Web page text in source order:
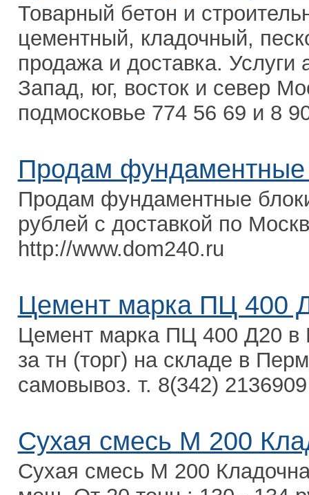
Товарный бетон и
цементный, кладочный,
продажа и доставка. Услуги
Запад, юг, восток и север
подмосковье 774 56 69 и 8
Продам
Продам фундаментные
рублей с доставкой по
http://www.dom240.ru
Цемент марка ПЦ 400
Цемент марка ПЦ 400 Д20
за тн (торг) на складе в
самовывоз. т. 8(342) 2136909
Сухая смесь М 200
Сухая смесь М 200